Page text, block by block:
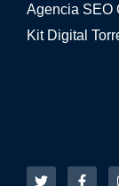
Agencia SEO
Kit Digital